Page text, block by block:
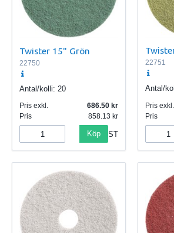
Twister 15" Grön
22750
Antal/kolli: 20
Pris exkl.
686.50
Pris
858.13
Köp ST
22751
Antal/
Pris exkl.
Pris